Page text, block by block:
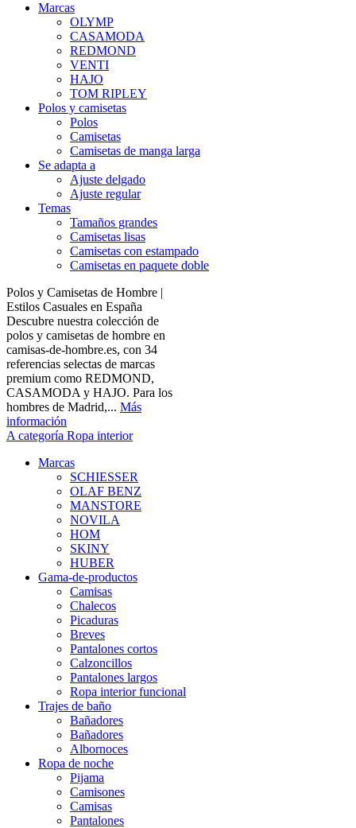
Marcas
OLYMP
CASAMODA
REDMOND
VENTI
HAJO
TOM RIPLEY
Polos y camisetas
Polos
Camisetas
Camisetas de manga larga
Se adapta a
Ajuste delgado
Ajuste regular
Temas
Tamaños grandes
Camisetas lisas
Camisetas con estampado
Camisetas en paquete doble
Polos y Camisetas de Hombre |
Estilos Casuales en España
Descubre nuestra colección de
polos y camisetas de hombre en
camisas-de-hombre.es, con 34
referencias selectas de marcas
premium como REDMOND,
CASAMODA y HAJO. Para los
hombres de Madrid,... Más
información
A categoría Ropa interior
Marcas
SCHIESSER
OLAF BENZ
MANSTORE
NOVILA
HOM
SKINY
HUBER
Gama-de-productos
Camisas
Chalecos
Picaduras
Breves
Pantalones cortos
Calzoncillos
Pantalones largos
Ropa interior funcional
Trajes de baño
Bañadores
Bañadores
Albornoces
Ropa de noche
Pijama
Camisones
Camisas
Pantalones